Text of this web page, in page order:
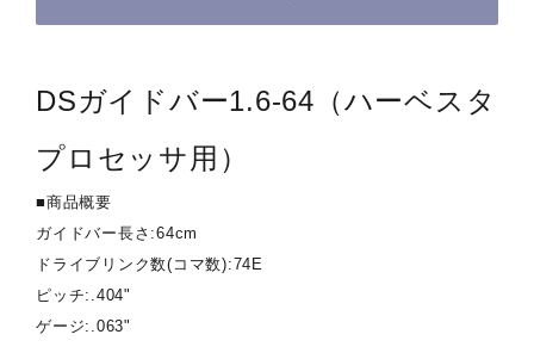
DSガイドバー1.6-64（ハーベスタ
プロセッサ用）
■商品概要
ガイドバー長さ:64cm
ドライブリンク数(コマ数):74E
ピッチ:.404"
ゲージ:.063"